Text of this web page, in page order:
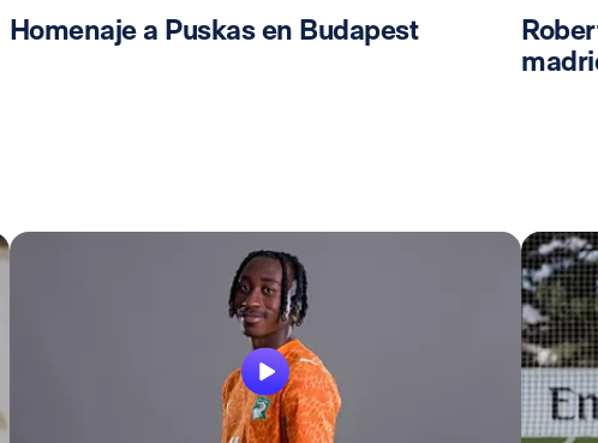
Homenaje a Puskas en Budapest